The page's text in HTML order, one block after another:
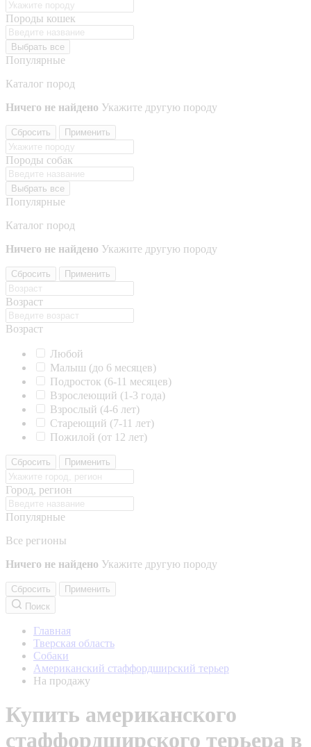
Породы кошек
Выбрать все
Популярные
Каталог пород
Ничего не найдено Укажите другую породу
Сбросить Применить
Породы собак
Выбрать все
Популярные
Каталог пород
Ничего не найдено Укажите другую породу
Сбросить Применить
Возраст
Возраст
Любой
Малыш (до 6 месяцев)
Подросток (6-11 месяцев)
Взрослеющий (1-3 года)
Взрослый (4-6 лет)
Стареющий (7-11 лет)
Пожилой (от 12 лет)
Сбросить Применить
Город, регион
Популярные
Все регионы
Ничего не найдено Укажите другую породу
Сбросить
Применить
Поиск
Главная
Тверская область
Собаки
Американский стаффордширский терьер
На продажу
Купить американского
стаффордширского терьера в